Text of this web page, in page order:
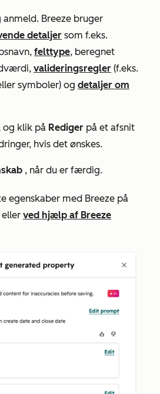
anmeld. Breeze bruger
detaljer som f.eks.
felttype, beregnet
valideringsregler (f.eks.
symboler) og detaljer om
og klik på Rediger på et afsnit
hvis det ønskes.
, når du er færdig.
egenskaber med Breeze på
eller ved hjælp af Breeze